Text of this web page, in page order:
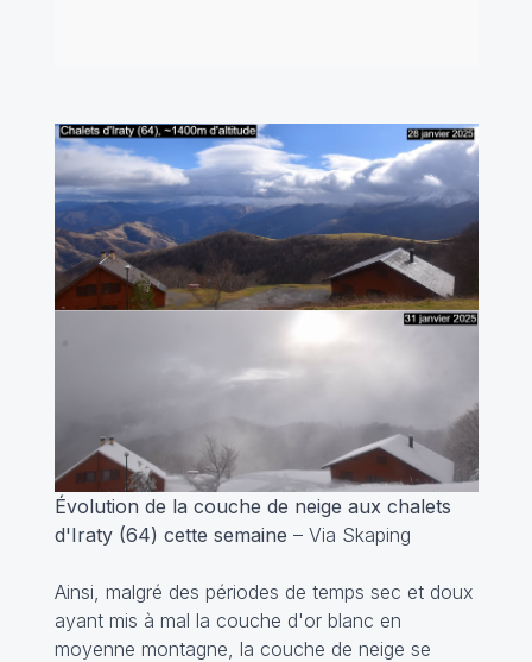
Évolution de la couche de neige aux chalets
d'Iraty (64) cette semaine – Via Skaping
Ainsi, malgré des périodes de temps sec et doux
ayant mis à mal la couche d'or blanc en
moyenne montagne, la couche de neige se